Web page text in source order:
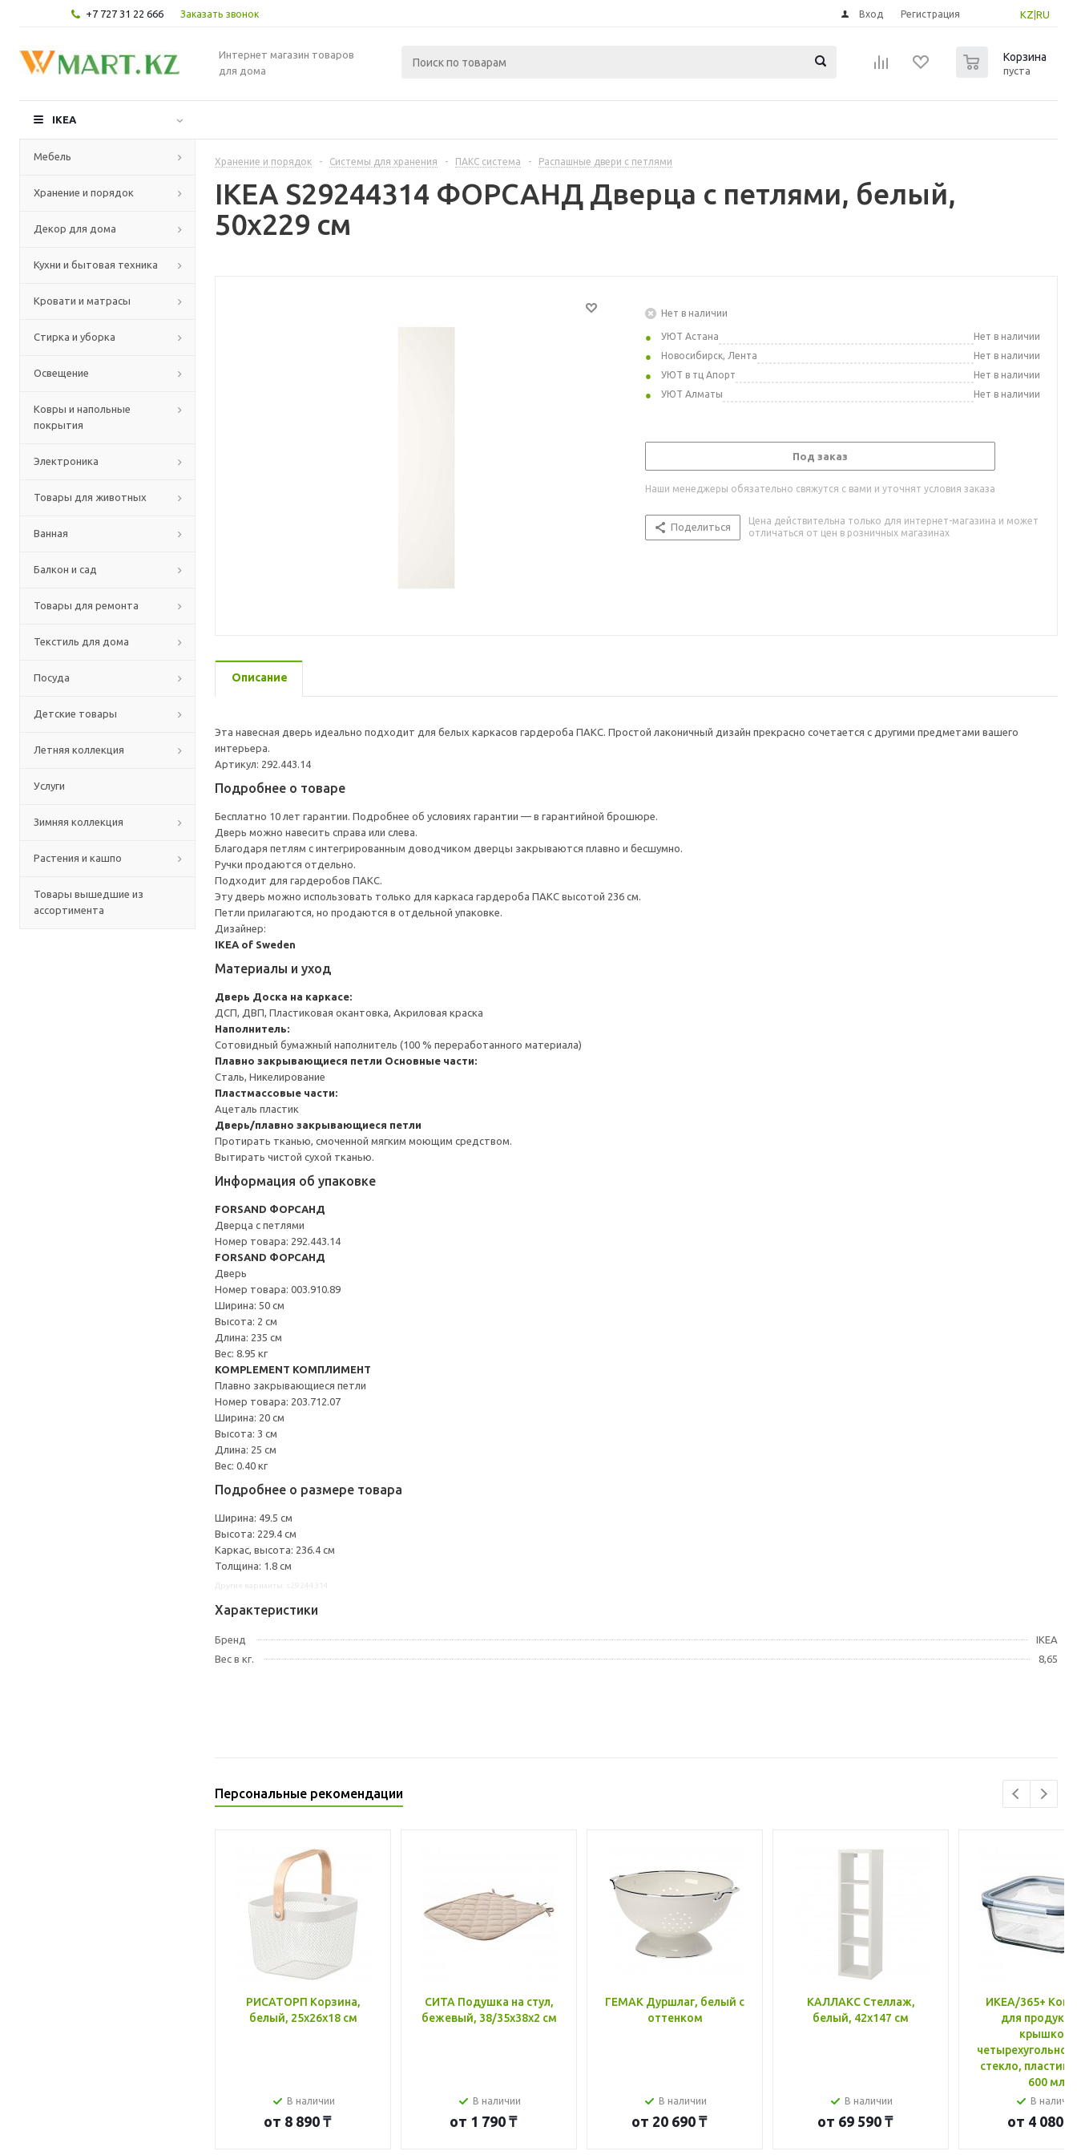
+7 727 31 22 666 Заказать звонок KZ RU
Вход Регистрация
Интернет магазин товаров
для дома
Корзина
пуста
IKEA
Мебель
Хранение и порядок
Декор для дома
Кухни и бытовая техника
Кровати и матрасы
Стирка и уборка
Освещение
Ковры и напольные
покрытия
Электроника
Товары для животных
Ванная
Балкон и сад
Товары для ремонта
Текстиль для дома
Посуда
Детские товары
Летняя коллекция
Услуги
Зимняя коллекция
Растения и кашпо
Товары вышедшие из
ассортимента
Хранение и порядок - Системы для хранения - ПАКС система - Распашные двери с петлями
IKEA S29244314 ФОРСАНД Дверца с петлями, белый,
50x229 см
Нет в наличии
УЮТ Астана
Нет в наличии
Новосибирск, Лента
Нет в наличии
УЮТ в тц Апорт
Нет в наличии
УЮТ Алматы
Нет в наличии
Под заказ
Наши менеджеры обязательно свяжутся с вами и уточнят условия заказа
Поделиться
Цена действительна только для интернет-магазина и может
отличаться от цен в розничных магазинах
Описание
Эта навесная дверь идеально подходит для белых каркасов гардероба ПАКС. Простой лаконичный дизайн прекрасно сочетается с другими предметами вашего
интерьера.
Артикул: 292.443.14
Подробнее о товаре
Бесплатно 10 лет гарантии. Подробнее об условиях гарантии — в гарантийной брошюре.
Дверь можно навесить справа или слева.
Благодаря петлям с интегрированным доводчиком дверцы закрываются плавно и бесшумно.
Ручки продаются отдельно.
Подходит для гардеробов ПАКС.
Эту дверь можно использовать только для каркаса гардероба ПАКС высотой 236 см.
Петли прилагаются, но продаются в отдельной упаковке.
Дизайнер:
IKEA of Sweden
Материалы и уход
Дверь Доска на каркасе:
ДСП, ДВП, Пластиковая окантовка, Акриловая краска
Наполнитель:
Сотовидный бумажный наполнитель (100 % переработанного материала)
Плавно закрывающиеся петли Основные части:
Сталь, Никелирование
Пластмассовые части:
Ацеталь пластик
Дверь/плавно закрывающиеся петли
Протирать тканью, смоченной мягким моющим средством.
Вытирать чистой сухой тканью.
Информация об упаковке
FORSAND ФОРСАНД
Дверца с петлями
Номер товара: 292.443.14
FORSAND ФОРСАНД
Дверь
Номер товара: 003.910.89
Ширина: 50 см
Высота: 2 см
Длина: 235 см
Вес: 8.95 кг
KOMPLEMENT КОМПЛИМЕНТ
Плавно закрывающиеся петли
Номер товара: 203.712.07
Ширина: 20 см
Высота: 3 см
Длина: 25 см
Вес: 0.40 кг
Подробнее о размере товара
Ширина: 49.5 см
Высота: 229.4 см
Каркас, высота: 236.4 см
Толщина: 1.8 см
Характеристики
Бренд
IKEA
Вес в кг.
8,65
Персональные рекомендации
РИСАТОРП Корзина,
белый, 25x26x18 см
В наличии
от 8 890 ₸
СИТА Подушка на стул,
бежевый, 38/35x38x2 см
В наличии
от 1 790 ₸
ГЕМАК Дуршлаг, белый с
оттенком
В наличии
от 20 690 ₸
КАЛЛАКС Стеллаж,
белый, 42x147 см
В наличии
от 69 590 ₸
ИКЕА/365+
для
крышкой,
стекло, пластик
600 мл
В
от 4 080 ₸